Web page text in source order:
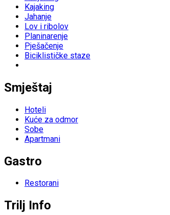
Kajaking
Jahanje
Lov i ribolov
Planinarenje
Pješačenje
Biciklističke staze
Smještaj
Hoteli
Kuće za odmor
Sobe
Apartmani
Gastro
Restorani
Trilj Info